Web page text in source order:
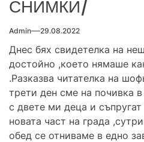
СНИМКИ/
Admin 29.08.2022
Днес бях свидетелка на
достойно ,което нямаше
.Разказва читателка на
трети ден сме на почивка
с двете ми деца и
новата част на града
обед се отниваме в едно